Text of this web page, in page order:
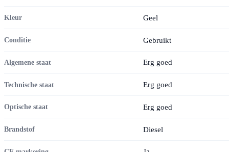
Kleur Geel
Conditie Gebruikt
Algemene staat Erg goed
Technische staat Erg goed
Optische staat Erg goed
Brandstof Diesel